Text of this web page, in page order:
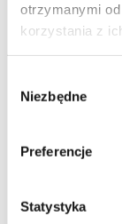
otrzymanymi
korzystania z ich
zgody
Niezbędne
Preferencje
Statystyka